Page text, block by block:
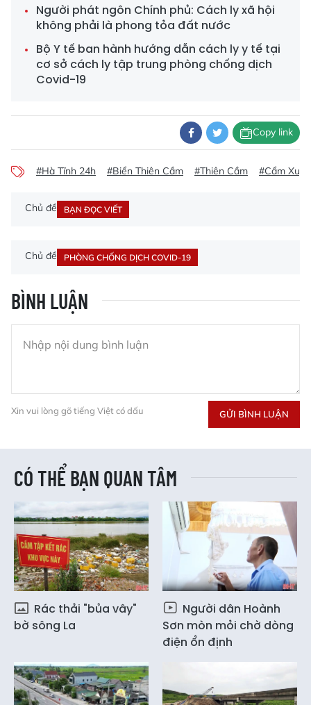
Người phát ngôn Chính phủ: Cách ly xã hội
không phải là phong tỏa đất nước
Bộ Y tế ban hành hướng dẫn cách ly y tế tại
cơ sở cách ly tập trung phòng chống dịch
Covid-19
Copy link
#Hà Tĩnh 24h #Biển Thiên Cầm #Thiên Cầm #Cẩm
Chủ đề BẠN ĐỌC VIẾT
Chủ đề PHÒNG CHỐNG DỊCH COVID-19
BÌNH LUẬN
Xin vui lòng gõ tiếng Việt có dấu GỬI BÌNH LUẬN
CÓ THỂ BẠN QUAN TÂM
Rác thải "bủa vây"
bờ sông La
Người dân Hoành
Sơn mòn mỏi chờ dòng
điện ổn định